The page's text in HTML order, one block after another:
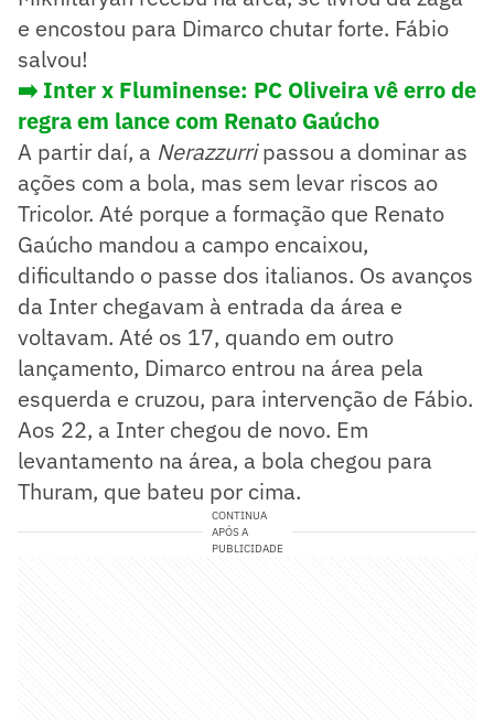
e encostou para Dimarco chutar forte. Fábio
salvou!
➡️ Inter x Fluminense: PC Oliveira vê erro de
regra em lance com Renato Gaúcho
A partir daí, a Nerazzurripassou a dominar as
ações com a bola, mas sem levar riscos ao
Tricolor. Até porque a formação que Renato
Gaúcho mandou a campo encaixou,
dificultando o passe dos italianos. Os avanços
da Inter chegavam à entrada da área e
voltavam. Até os 17, quando em outro
lançamento, Dimarco entrou na área pela
esquerda e cruzou, para intervenção de Fábio.
Aos 22, a Inter chegou de novo. Em
levantamento na área, a bola chegou para
Thuram, que bateu por cima.
CONTINUA
APÓS A
PUBLICIDADE